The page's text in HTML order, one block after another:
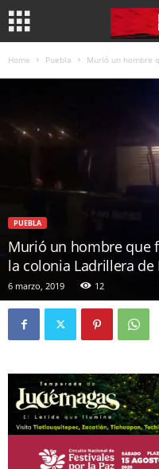
Home Puebla Murió un hombre
PUEBLA
Murió un hombre que
la colonia Ladrillera de
6 marzo, 2019 12